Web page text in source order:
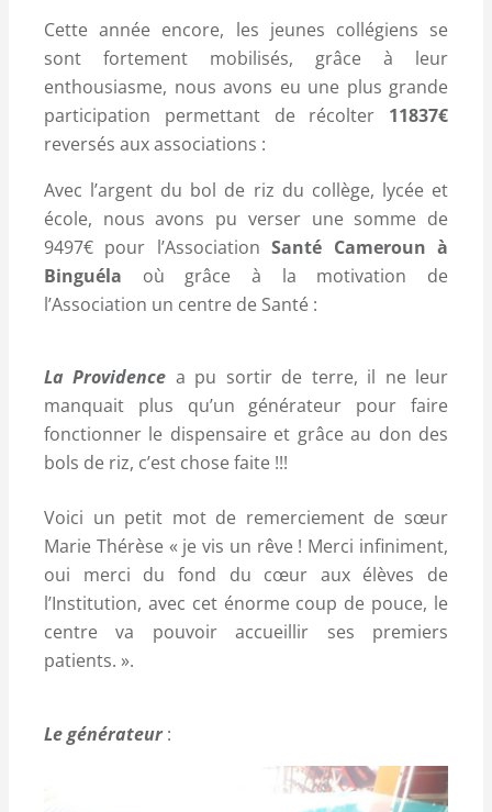
Cette année encore, les jeunes collégiens se
sont fortement mobilisés, grâce à leur
enthousiasme, nous avons eu une plus grande
participation permettant de récolter 11837€
reversés aux associations :
Avec l’argent du bol de riz du collège, lycée et
école, nous avons pu verser une somme de
9497€ pour l’Association Santé Cameroun à
Binguéla où grâce à la motivation de
l’Association un centre de Santé :
La Providence a pu sortir de terre, il ne leur
manquait plus qu’un générateur pour faire
fonctionner le dispensaire et grâce au don des
bols de riz, c’est chose faite !!!
Voici un petit mot de remerciement de sœur
Marie Thérèse « je vis un rêve ! Merci infiniment,
oui merci du fond du cœur aux élèves de
l’Institution, avec cet énorme coup de pouce, le
centre va pouvoir accueillir ses premiers
patients. ».
Le générateur: